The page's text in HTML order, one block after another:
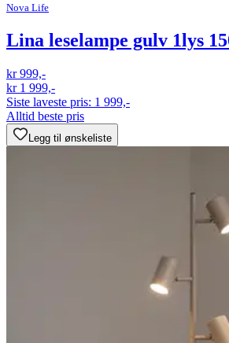
Nova Life
Lina leselampe gulv 1lys
kr 999,-
kr 1 999,-
Siste laveste pris: 1 999,-
Alltid beste pris
Legg til ønskeliste